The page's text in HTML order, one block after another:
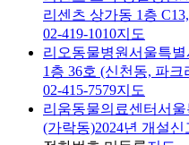
리센츠 상가동 1층
02-419-1010지도
리오동물병원서울특별
1층 36호 (신천동, 파크
02-415-7579지도
리움동물의료센터서울
(가락동)2024년 개설신